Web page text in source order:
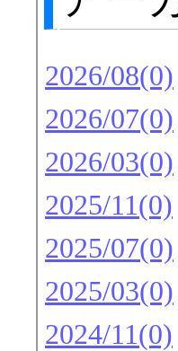
2026/08(0)
2026/07(0)
2026/03(0)
2025/11(0)
2025/07(0)
2025/03(0)
2024/11(0)